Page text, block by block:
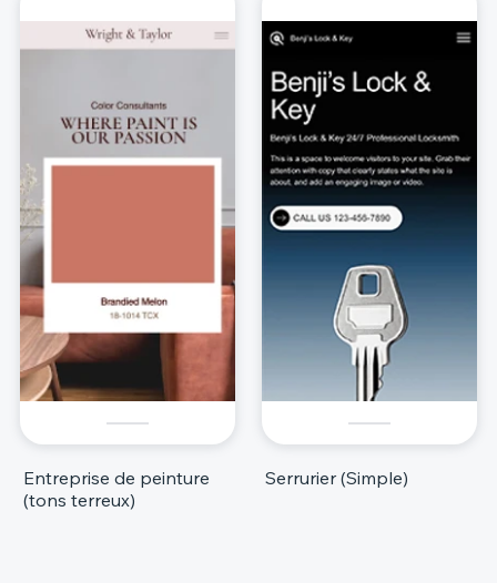
Entreprise de peinture
(tons terreux)
Serrurier (Simple)